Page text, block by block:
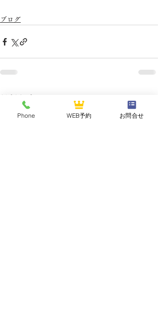
ブログ
最新記事
Phone WEB予約 お問合せ